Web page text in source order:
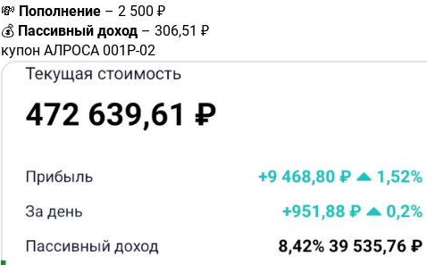
💸 Пополнение – 2 500 ₽
💰 Пассивный доход – 306,51 ₽
купон АЛРОСА 001Р-02
#RU000A109SH2– 14,5 ₽
#RU000A10BS76– 33,28 ₽
купон Группа Позитив 001Р-01
купон Газпром нефть БО 003Р-02R
#RU000A1017J5
купон ЕвразХолдинг Финанс 003P-01
купон НоваБев Групп 002P БО-П07